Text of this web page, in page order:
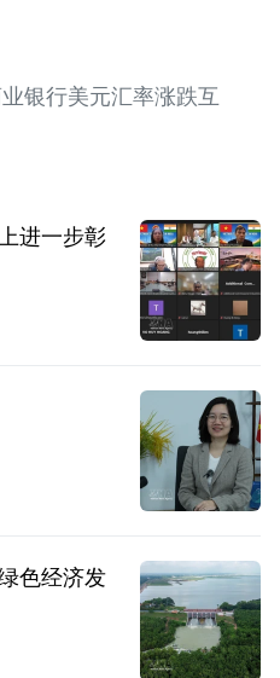
银行美元汇率涨跌互
进一步彰
色经济发